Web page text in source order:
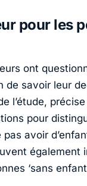
pour les
ont
de savoir leur
l’étude,
pour
avoir
également
‘sans